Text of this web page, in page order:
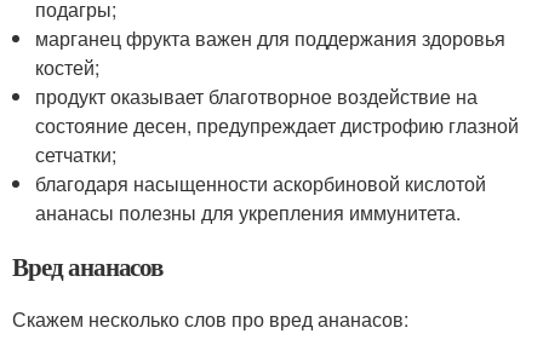
подагры;
марганец фрукта важен для поддержания здоровья
костей;
продукт оказывает благотворное воздействие на
состояние десен, предупреждает дистрофию глазной
сетчатки;
благодаря насыщенности аскорбиновой кислотой
ананасы полезны для укрепления иммунитета.
Вред ананасов
Скажем несколько слов про вред ананасов: